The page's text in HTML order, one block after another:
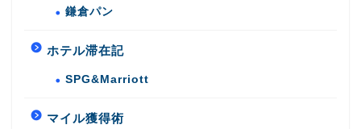
鎌倉パン
ホテル滞在記
SPG&Marriott
マイル獲得術